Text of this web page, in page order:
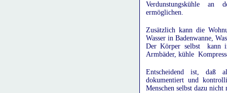
Verdunstungskühle an
ermöglichen.
Zusätzlich kann die
Wasser in Badenwanne,
Der Körper selbst kann
Armbäder, kühle
Entscheidend ist, daß
dokumentiert und
Menschen selbst dazu